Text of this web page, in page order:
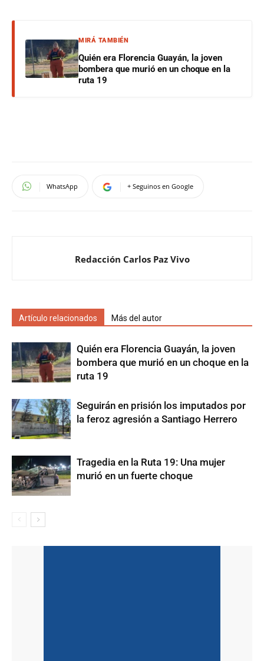
MIRÁ TAMBIÉN
Quién era Florencia Guayán, la joven
bombera que murió en un choque en la
ruta 19
WhatsApp + Seguinos en Google
Redacción Carlos Paz Vivo
Artículo relacionados Más del autor
Quién era Florencia Guayán, la joven
bombera que murió en un choque en la
ruta 19
Seguirán en prisión los imputados por
la feroz agresión a Santiago Herrero
Tragedia en la Ruta 19: Una mujer
murió en un fuerte choque